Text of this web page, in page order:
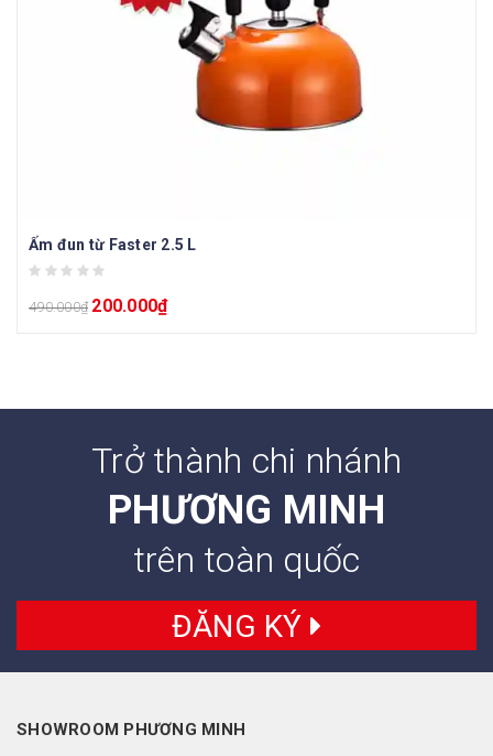
Ấm đun từ Faster 2.5 L
490.000₫ 200.000₫
Trở thành chi nhánh
PHƯƠNG MINH
trên toàn quốc
ĐĂNG KÝ
SHOWROOM PHƯƠNG MINH